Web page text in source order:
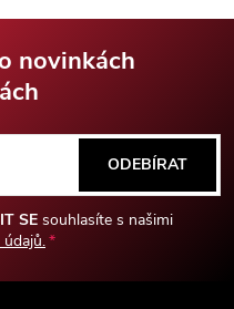
novinkách
SE souhlasíte s našimi
ODEBÍRAT